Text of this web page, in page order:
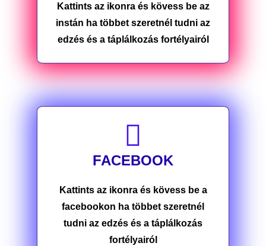
Kattints az ikonra és kövess be az
instán ha többet szeretnél tudni az
edzés és a táplálkozás fortélyairól
FACEBOOK
Kattints az ikonra és kövess be a
facebookon ha többet szeretnél
tudni az edzés és a táplálkozás
fortélyairól